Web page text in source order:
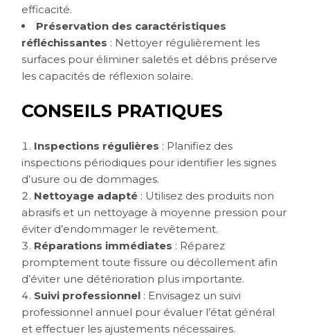
efficacité.
Préservation des caractéristiques
réfléchissantes : Nettoyer régulièrement les
surfaces pour éliminer saletés et débris préserve
les capacités de réflexion solaire.
CONSEILS PRATIQUES
Inspections régulières : Planifiez des
inspections périodiques pour identifier les signes
d’usure ou de dommages.
Nettoyage adapté : Utilisez des produits non
abrasifs et un nettoyage à moyenne pression pour
éviter d’endommager le revêtement.
Réparations immédiates : Réparez
promptement toute fissure ou décollement afin
d’éviter une détérioration plus importante.
Suivi professionnel : Envisagez un suivi
professionnel annuel pour évaluer l’état général
et effectuer les ajustements nécessaires.